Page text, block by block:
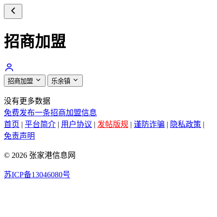
招商加盟
招商加盟 乐余镇
没有更多数据
免费发布一条招商加盟信息
首页 | 平台简介 | 用户协议 | 发帖版规 | 谨防诈骗 | 隐私政策 |
免责声明
© 2026 张家港信息网
苏ICP备13046080号